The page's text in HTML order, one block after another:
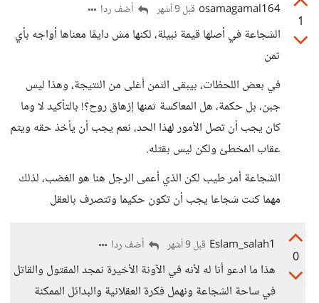
1
osamagamal164 قبل 9 أشهر أضف ردا
الشجاعة في أصلها قيمة نبيلة، لكنها مش دايمًا معناها أواجه بأي
ثمن
في بعض اللحظات، بيبقى الثمن أغلى من النتيجة، وهذا ليس
جبن، بل حكمة، هل المعاكسة ثمنها إزهاق روح؟! بالتأكيد لا وما
كان يجب أن تصل الأمور لهذا الحد، نعم يجب أن يأخذ حقه ويتم
عقاب المخطئ ولكن ليس بقتله.
الشجاعة أمر طيب لكن الذي أعمى الرجل هنا هو الغضب، لذلك
مهما كنت شجاعا يجب أن تكون حكيما وتتصرف بالعقل
0
Eslam_salah1 قبل 9 أشهر أضف ردا
هذا ما ادعو أنا له لأنه في الآونة الأخيرة نمجد المقتول والقاتل
في ساحة الشجاعة ونهمل فكرة العقلانية والبدائل الممكنة